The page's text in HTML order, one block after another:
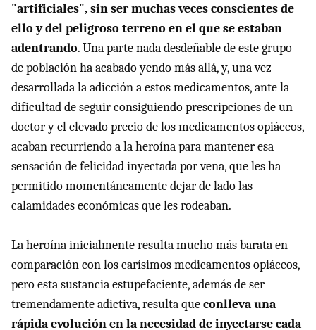
"artificiales", sin ser muchas veces conscientes de
ello y del peligroso terreno en el que se estaban
adentrando. Una parte nada desdeñable de este grupo
de población ha acabado yendo más allá, y, una vez
desarrollada la adicción a estos medicamentos, ante la
dificultad de seguir consiguiendo prescripciones de un
doctor y el elevado precio de los medicamentos opiáceos,
acaban recurriendo a la heroína para mantener esa
sensación de felicidad inyectada por vena, que les ha
permitido momentáneamente dejar de lado las
calamidades económicas que les rodeaban.
La heroína inicialmente resulta mucho más barata en
comparación con los carísimos medicamentos opiáceos,
pero esta sustancia estupefaciente, además de ser
tremendamente adictiva, resulta queconlleva una
rápida evolución en la necesidad de inyectarse cada